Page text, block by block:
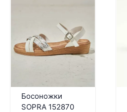
Босоножки
SOPRA 152870